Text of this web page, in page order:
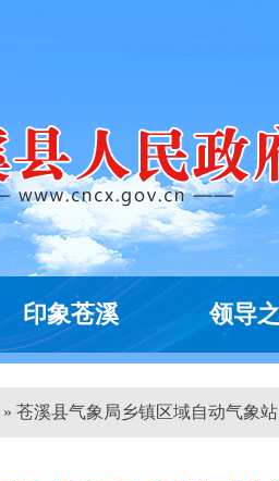
印象苍溪 领导
» 苍溪县气象局乡镇区域自动气象